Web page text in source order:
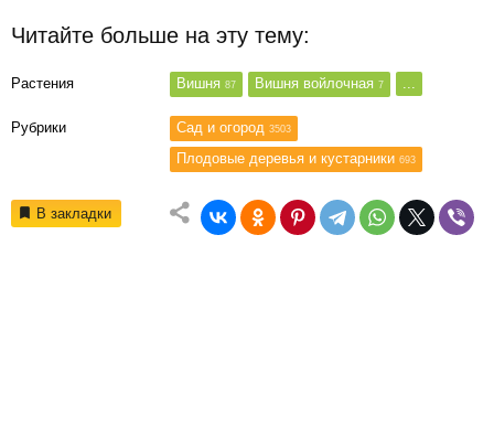
Читайте больше на эту тему:
Растения Вишня 87 Вишня войлочная 7
Рубрики Сад и огород 3503
Плодовые деревья и кустарники 693
В закладки